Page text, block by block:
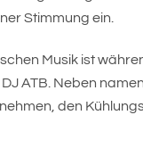
Stimmung ein.
Musik ist
ATB. Neben
den